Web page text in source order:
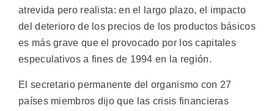
atrevida pero realista: en el largo plazo, el impacto
del deterioro de los precios de los productos básicos
es más grave que el provocado por los capitales
especulativos a fines de 1994 en la región.
El secretario permanente del organismo con 27
países miembros dijo que las crisis financieras